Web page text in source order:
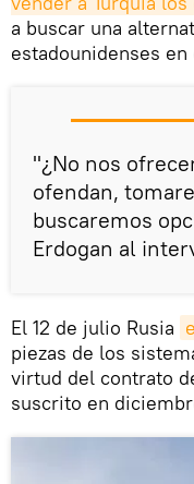
a buscar una
estadounidenses
"¿No nos
ofendan,
buscaremos
Erdogan al
El 12 de julio Rusia
piezas de los
virtud del contrato
suscrito en